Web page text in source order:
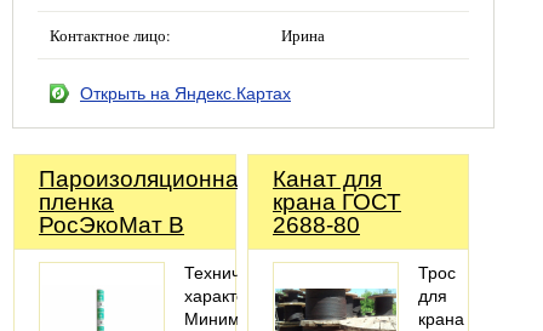
Контактное лицо: Ирина
Открыть на Яндекс.Картах
Пароизоляционная
пленка
РосЭкоМат B
Технические
характеристики
Минимальный
Канат для
крана ГОСТ
2688-80
Трос
для
крана